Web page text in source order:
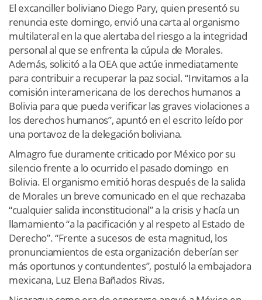
El excanciller boliviano Diego Pary, quien presentó su
renuncia este domingo, envió una carta al organismo
multilateral en la que alertaba del riesgo a la integridad
personal al que se enfrenta la cúpula de Morales.
Además, solicitó a la OEA que actúe inmediatamente
para contribuir a recuperar la paz social. “Invitamos a la
comisión interamericana de los derechos humanos a
Bolivia para que pueda verificar las graves violaciones a
los derechos humanos”, apuntó en el escrito leído por
una portavoz de la delegación boliviana.
Almagro fue duramente criticado por México por su
silencio frente a lo ocurrido el pasado domingo en
Bolivia. El organismo emitió horas después de la salida
de Morales un breve comunicado en el que rechazaba
“cualquier salida inconstitucional” a la crisis y hacía un
llamamiento “a la pacificación y al respeto al Estado de
Derecho”. “Frente a sucesos de esta magnitud, los
pronunciamientos de esta organización deberían ser
más oportunos y contundentes”, postuló la embajadora
mexicana, Luz Elena Bañados Rivas.